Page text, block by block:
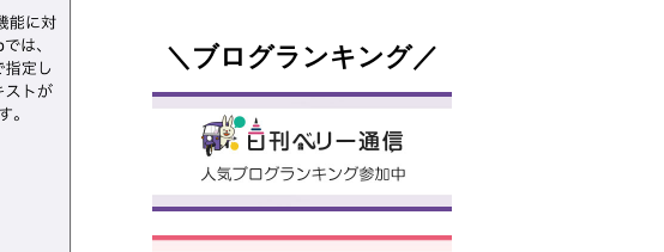
＼ブログランキング／